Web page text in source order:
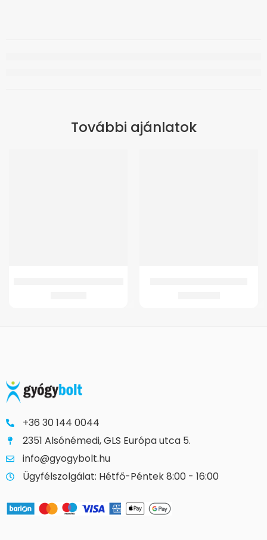
További ajánlatok
+36 30 144 0044
2351 Alsónémedi, GLS Európa utca 5.
info@gyogybolt.hu
Ügyfélszolgálat: Hétfő-Péntek 8:00 - 16:00